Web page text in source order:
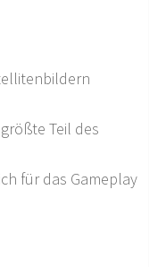
Teil des
für das Gameplay